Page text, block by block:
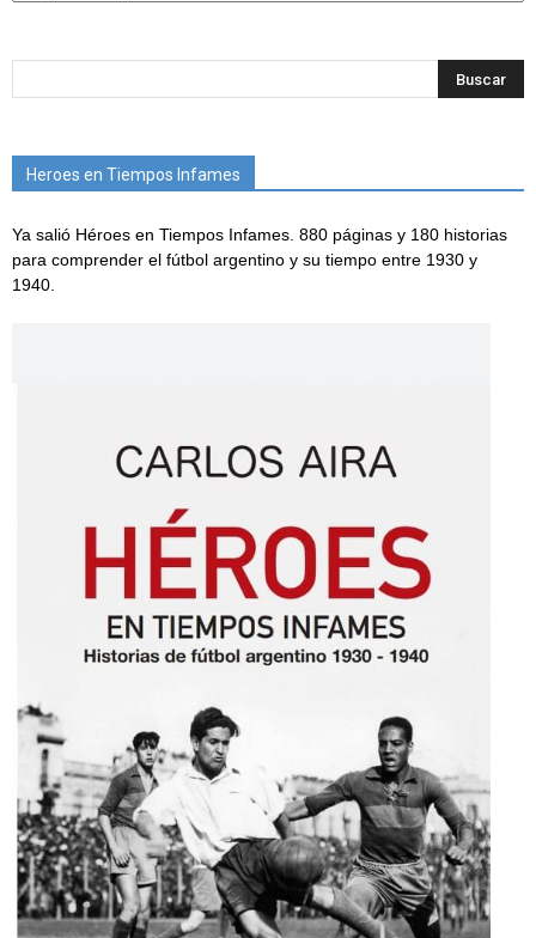
Heroes en Tiempos Infames
Ya salió Héroes en Tiempos Infames. 880 páginas y 180 historias
para comprender el fútbol argentino y su tiempo entre 1930 y
1940.